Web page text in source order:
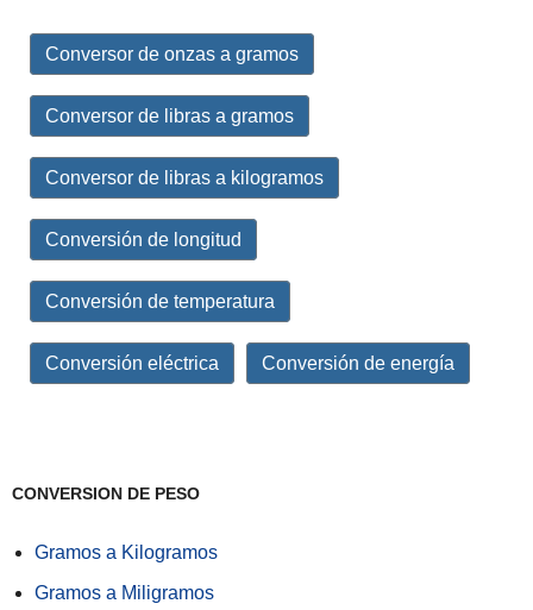
Conversor de onzas a gramos
Conversor de libras a gramos
Conversor de libras a kilogramos
Conversión de longitud
Conversión de temperatura
Conversión eléctrica Conversión de energía
CONVERSION DE PESO
Gramos a Kilogramos
Gramos a Miligramos